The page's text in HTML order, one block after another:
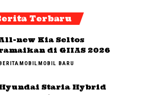
Terbaru
new Kia Seltos
di GIIAS 2026
MOBILMOBIL BARU
Staria Hybrid